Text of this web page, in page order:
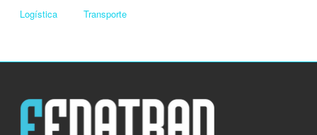
Logística Transporte